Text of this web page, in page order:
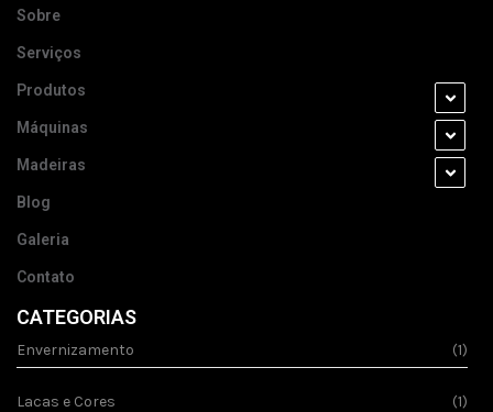
Sobre
Serviços
Produtos
Máquinas
Madeiras
Blog
Galeria
Contato
CATEGORIAS
Envernizamento (1)
Lacas e Cores (1)